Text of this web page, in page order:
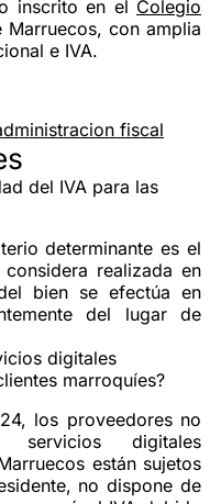
inscrito en el Colegio
Marruecos, con amplia
e IVA.
fiscal
del IVA para las
determinante es el
realizada en
bien se efectúa en
del lugar de
digitales
marroquíes?
los proveedores no
servicios digitales
están sujetos
no dispone de